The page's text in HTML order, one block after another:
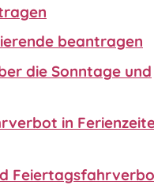
beantragen
die Sonntage und
in